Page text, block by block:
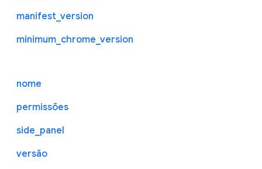
manifest_version
minimum_chrome_version
nome
permissões
side_panel
versão